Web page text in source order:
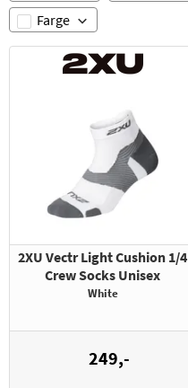
Farge
2XU Vectr Light Cushion 1/4
Crew Socks Unisex
White
249,-